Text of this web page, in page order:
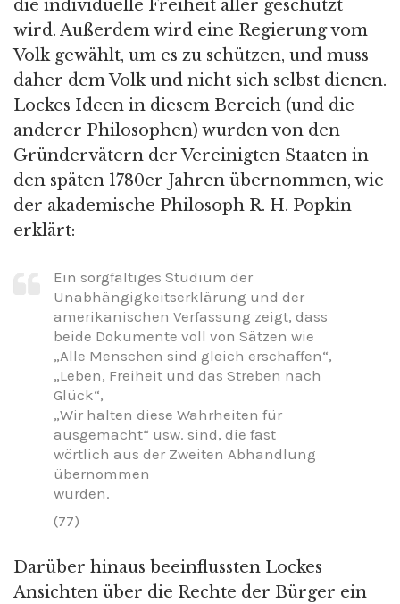
die individuelle Freiheit aller geschützt
wird. Außerdem wird eine Regierung vom
Volk gewählt, um es zu schützen, und muss
daher dem Volk und nicht sich selbst dienen.
Lockes Ideen in diesem Bereich (und die
anderer Philosophen) wurden von den
Gründervätern der Vereinigten Staaten in
den späten 1780er Jahren übernommen, wie
der akademische Philosoph R. H. Popkin
erklärt:
Ein sorgfältiges Studium der
Unabhängigkeitserklärung und der
amerikanischen Verfassung zeigt, dass
beide Dokumente voll von Sätzen wie
„Alle Menschen sind gleich erschaffen“,
„Leben, Freiheit und das Streben nach
Glück“,
„Wir halten diese Wahrheiten für
ausgemacht“ usw. sind, die fast
wörtlich aus der Zweiten Abhandlung
übernommen
wurden.
(77)
Darüber hinaus beeinflussten Lockes
Ansichten über die Rechte der Bürger ein